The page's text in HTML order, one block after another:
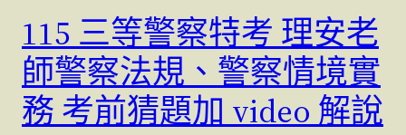
115 三等警察特考 理安老
師警察法規、警察情境實
務 考前猜題加 video 解說